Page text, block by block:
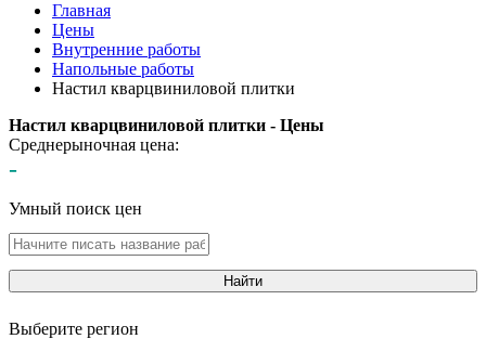
Главная
Цены
Внутренние работы
Напольные работы
Настил кварцвиниловой плитки
Настил кварцвиниловой плитки - Цены
Среднерыночная цена:
-
Умный поиск цен
Найти
Выберите регион